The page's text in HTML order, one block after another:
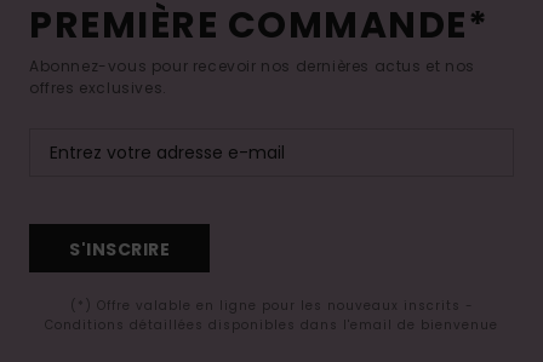
PREMIÈRE COMMANDE*
Abonnez-vous pour recevoir nos dernières actus et nos
offres exclusives.
S'INSCRIRE
(*) Offre valable en ligne pour les nouveaux inscrits -
Conditions détaillées disponibles dans l'email de bienvenue